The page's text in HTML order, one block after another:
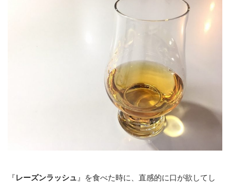
『レーズンラッシュ 』を食べた時に、直感的に口が欲してし